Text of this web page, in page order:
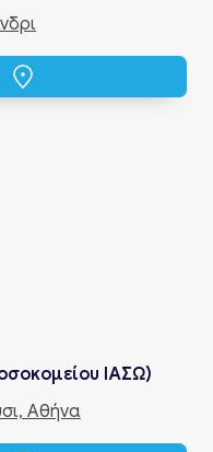
ΙΑΣΩ)
Αθήνα